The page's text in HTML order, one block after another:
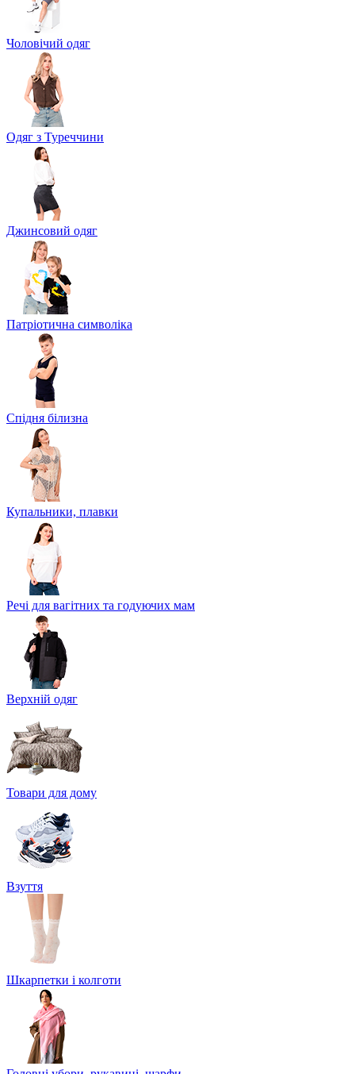
Чоловічий одяг
Одяг з Туреччини
Джинсовий одяг
Патріотична символіка
Спідня білизна
Купальники, плавки
Речі для вагітних та годуючих мам
Верхній одяг
Товари для дому
Взуття
Шкарпетки і колготи